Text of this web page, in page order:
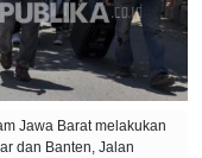
Jawa Barat melakukan
dan Banten, Jalan